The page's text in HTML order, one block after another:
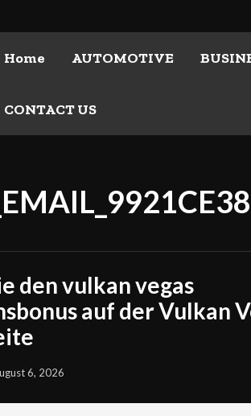
Home AUTOMOTIVE
CONTACT US
den vulkan vegas
auf der Vulkan
6, 2026